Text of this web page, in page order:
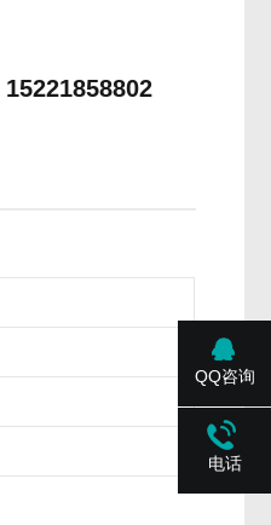
15221858802
QQ咨询
电话